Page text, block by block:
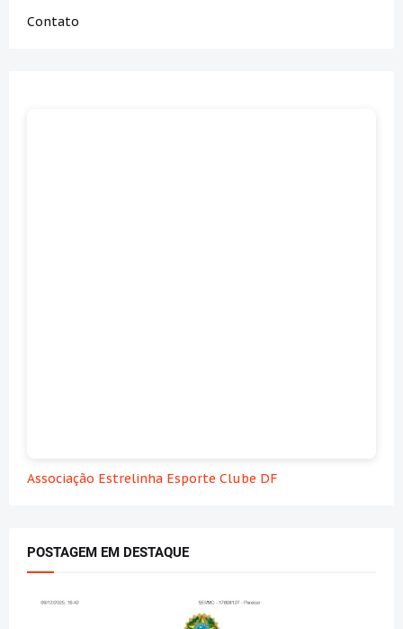
Contato
Associação Estrelinha Esporte Clube DF
POSTAGEM EM DESTAQUE